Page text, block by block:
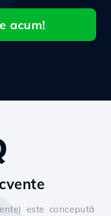
acum!
este concepută